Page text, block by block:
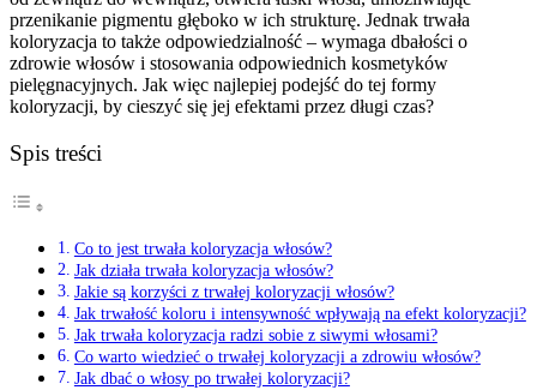
przenikanie pigmentu głęboko w ich strukturę. Jednak trwała
koloryzacja to także odpowiedzialność – wymaga dbałości o
zdrowie włosów i stosowania odpowiednich kosmetyków
pielęgnacyjnych. Jak więc najlepiej podejść do tej formy
koloryzacji, by cieszyć się jej efektami przez długi czas?
Spis treści
Co to jest trwała koloryzacja włosów?
Jak działa trwała koloryzacja włosów?
Jakie są korzyści z trwałej koloryzacji włosów?
Jak trwałość koloru i intensywność wpływają na efekt koloryzacji?
Jak trwała koloryzacja radzi sobie z siwymi włosami?
Co warto wiedzieć o trwałej koloryzacji a zdrowiu włosów?
Jak dbać o włosy po trwałej koloryzacji?